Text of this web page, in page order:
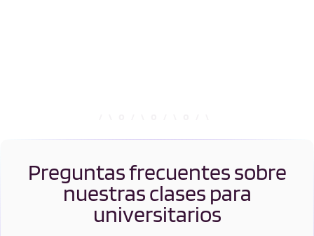
Preguntas frecuentes sobre
nuestras clases para
universitarios